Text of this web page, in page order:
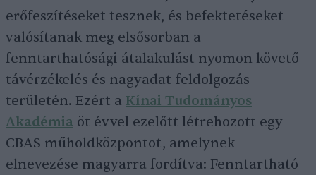
erőfeszítéseket tesznek, és befektetéseket
valósítanak meg elsősorban a
fenntarthatósági átalakulást nyomon követő
távérzékelés és nagyadat-feldolgozás
területén. Ezért a Kínai Tudományos
Akadémia öt évvel ezelőtt létrehozott egy
CBAS műholdközpontot, amelynek
elnevezése magyarra fordítva: Fenntartható